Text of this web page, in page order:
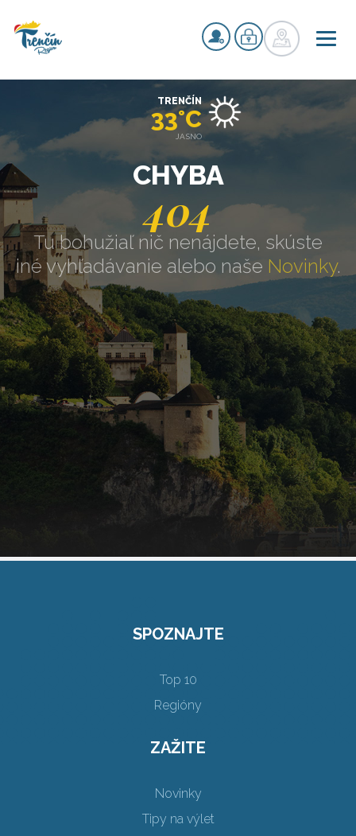
CHYBA
404
Tu bohužiaľ nič nenájdete, skúste
iné vyhľadávanie alebo naše Novinky.
TRENČÍN
33°C
JASNO
SPOZNAJTE
Top 10
Regióny
ZAŽITE
Novinky
Tipy na výlet